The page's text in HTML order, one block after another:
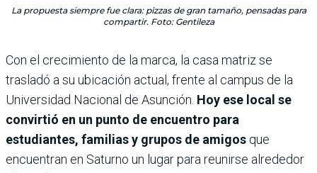
La propuesta siempre fue clara: pizzas de gran tamaño, pensadas para
compartir. Foto: Gentileza
Con el crecimiento de la marca, la casa matriz se
trasladó a su ubicación actual, frente al campus de la
Universidad Nacional de Asunción. Hoy ese local se
convirtió en un punto de encuentro para
estudiantes, familias y grupos de amigos que
encuentran en Saturno un lugar para reunirse alrededor